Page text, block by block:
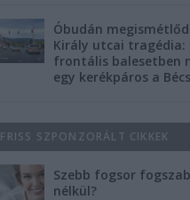
Óbudán
Király utcai tragédia:
frontális balesetben
egy kerékpáros a
FRISS SZPONZORÁLT CIKKEK
Szebb fogsor
nélkül?